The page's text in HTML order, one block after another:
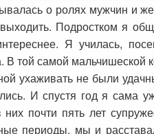
о ролях мужчин и
Подростком я
Я училась,
В той самой
ухаживать не были
И спустя год я сама
них почти пять лет
периоды, мы и